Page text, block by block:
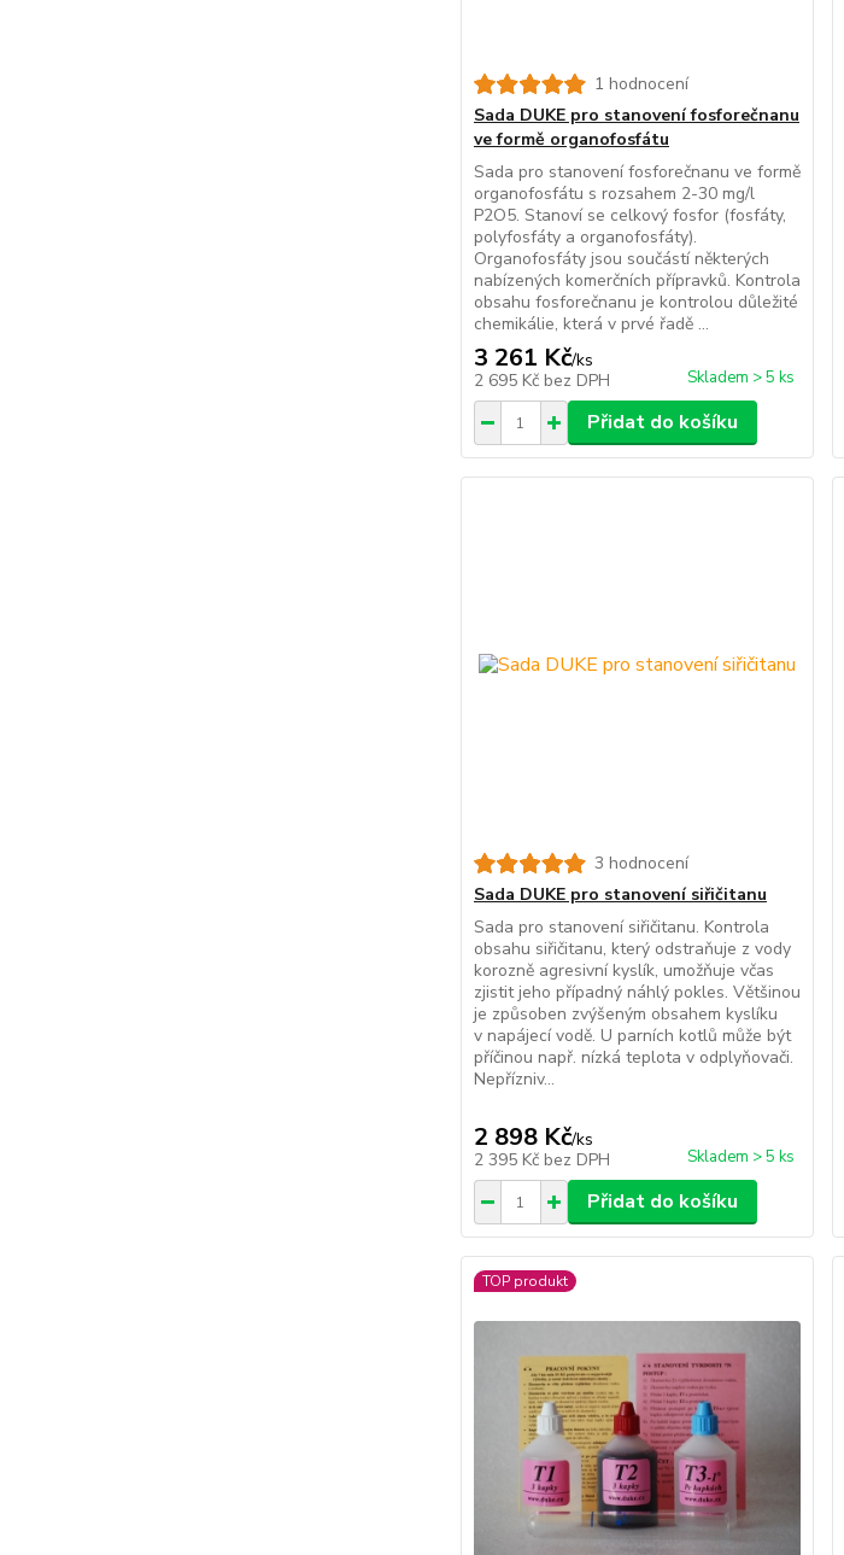
1 hodnocení
Sada DUKE pro stanovení fosforečnanu
ve formě organofosfátu
Sada pro stanovení fosforečnanu ve formě
organofosfátu s rozsahem 2-30 mg/l
P2O5. Stanoví se celkový fosfor (fosfáty,
polyfosfáty a organofosfáty).
Organofosfáty jsou součástí některých
nabízených komerčních přípravků. Kontrola
obsahu fosforečnanu je kontrolou důležité
chemikálie, která v prvé řadě ...
3 261 Kč/ks
2 695 Kč bez DPH Skladem > 5 ks
Přidat do košíku
3 hodnocení
Sada DUKE pro stanovení siřičitanu
Sada pro stanovení siřičitanu. Kontrola
obsahu siřičitanu, který odstraňuje z vody
korozně agresivní kyslík, umožňuje včas
zjistit jeho případný náhlý pokles. Většinou
je způsoben zvýšeným obsahem kyslíku
v napájecí vodě. U parních kotlů může být
příčinou např. nízká teplota v odplyňovači.
Nepřízniv...
2 898 Kč/ks
2 395 Kč bez DPH Skladem > 5 ks
Přidat do košíku
TOP produkt